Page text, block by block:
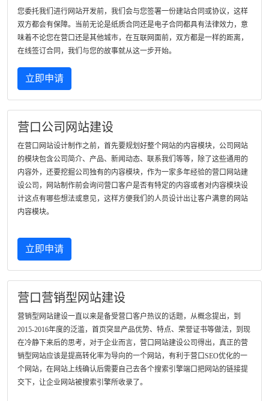
您委托我们进行网站开发前，我们会与您签署一份建站合同或协议，这样
双方都会有保障。当前无论是纸质合同还是电子合同都具有法律效力，意
味着不论您在营口还是其他城市，在互联网面前，双方都是一样的距离，
在线签订合同，我们与您的故事就从这一步开始。
立即申请
营口公司网站建设
在营口网站设计制作之前，首先要规划好整个网站的内容模块，公司网站
的模块包含公司简介、产品、新闻动态、联系我们等等，除了这些通用的
内容外，还要挖掘公司独有的内容模块，作为一家多年经验的营口网站建
设公司，网站制作前会询问营口客户是否有特定的内容或者对内容模块设
计这点有哪些想法或意见，这样方便我们的人员设计出让客户满意的网站
内容模块。
立即申请
营口营销型网站建设
营销型网站建设一直以来是备受营口客户热议的话题，从概念提出，到
2015-2016年度的泛滥，首页突显产品优势、特点、荣誉证书等做法，到现
在冷静下来后的思考，对于企业而言，营口网站建设公司得出，真正的营
销型网站应该是提高转化率为导向的一个网站，有利于营口SEO优化的一
个网站，在网站上线确认后需要自己去各个搜索引擎端口把网站的链接提
交下，让企业网站被搜索引擎所收录了。